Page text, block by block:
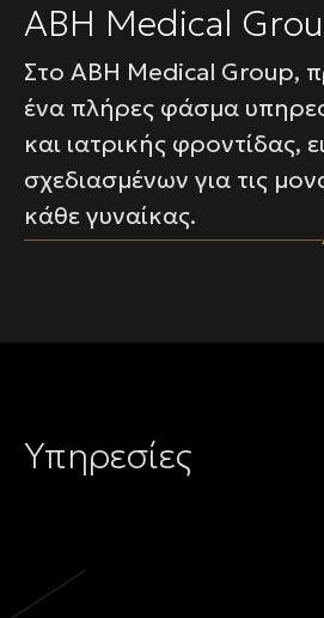
ABH Medical
Στο ABH Medical Group,
ένα πλήρες φάσμα
και ιατρικής φροντίδας,
σχεδιασμένων για τις
κάθε γυναίκας.
Υπηρεσίες